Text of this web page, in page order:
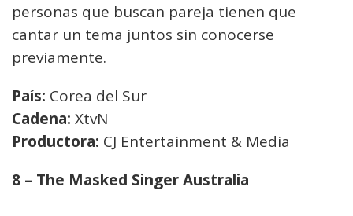
personas que buscan pareja tienen que
cantar un tema juntos sin conocerse
previamente.
País: Corea del Sur
Cadena: XtvN
Productora: CJ Entertainment & Media
8 – The Masked Singer Australia